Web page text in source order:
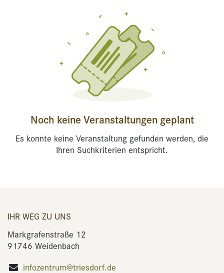
Noch keine Veranstaltungen geplant
Es konnte keine Veranstaltung gefunden werden, die
Ihren Suchkriterien entspricht.
IHR WEG ZU UNS
Markgrafenstraße 12
91746 Weidenbach
infozentrum@triesdorf.de